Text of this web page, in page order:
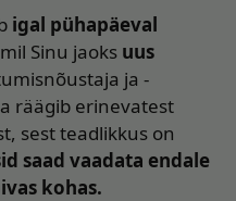
igal pühapäeval
Sinu jaoks uus
ja -
räägib erinevatest
sest teadlikkus on
saad vaadata endale
kohas.